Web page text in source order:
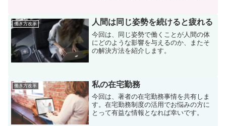
働き方改革 人間は同じ姿勢を続けると疲れる
今回は、同じ姿勢で働くことが人間の体
にどのような影響を与えるのか、またそ
の解決方法を紹介します。
働き方改革 私の在宅勤務
今回は、著者の在宅勤務事情を共有しま
す。在宅勤務制度の活用でお悩みの方に
とって有益な情報となれば幸いです。